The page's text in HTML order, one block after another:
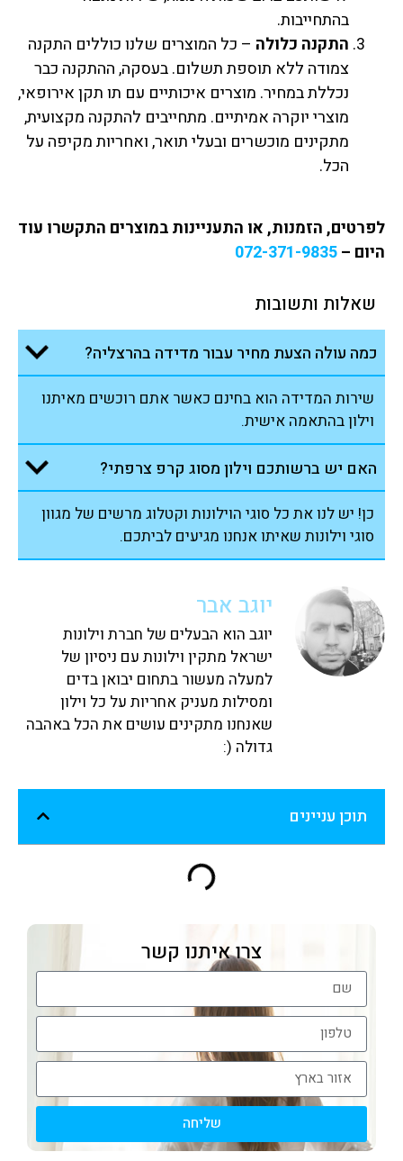
תוכן עניינים
צרו איתנו קשר
שליחה
בהתחייבות.
התקנה כלולה– כל המוצרים שלנו כוללים התקנה
צמודה ללא תוספת תשלום. בעסקה, ההתקנה כבר
נכללת במחיר. מוצרים איכותיים עם תו תקן אירופאי,
מוצרי יוקרה אמיתיים. מתחייבים להתקנה מקצועית,
מתקינים מוכשרים ובעלי תואר, ואחריות מקיפה על
הכל.
לפרטים, הזמנות, או התעניינות במוצרים התקשרו עוד
היום – 072-371-9835
שאלות ותשובות
כמה עולה הצעת מחיר עבור מדידה בהרצליה?
שירות המדידה הוא בחינם כאשר אתם רוכשים מאיתנו
וילון בהתאמה אישית.
האם יש ברשותכם וילון מסוג קרפ צרפתי?
כן! יש לנו את כל סוגי הוילונות וקטלוג מרשים של מגוון
סוגי וילונות שאיתו אנחנו מגיעים לביתכם.
יוגב אבר
יוגב הוא הבעלים של חברת וילונות
ישראל מתקין וילונות עם ניסיון של
למעלה מעשור בתחום יבואן בדים
ומסילות מעניק אחריות על כל וילון
שאנחנו מתקינים עושים את הכל באהבה
גדולה (: